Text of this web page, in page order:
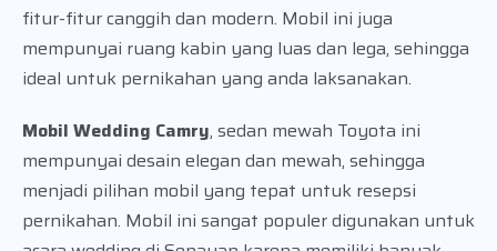
fitur-fitur canggih dan modern. Mobil ini juga
mempunyai ruang kabin yang luas dan lega, sehingga
ideal untuk pernikahan yang anda laksanakan.
Mobil Wedding Camry, sedan mewah Toyota ini
mempunyai desain elegan dan mewah, sehingga
menjadi pilihan mobil yang tepat untuk resepsi
pernikahan. Mobil ini sangat populer digunakan untuk